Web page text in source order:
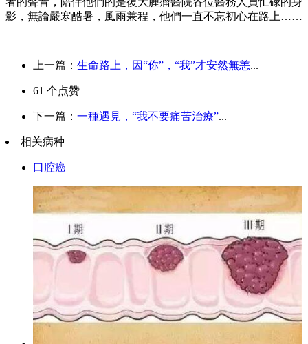
影，無論嚴寒酷暑，風雨兼程，他們一直不忘初心在路上……
上一篇： 生命路上，因“你”，“我”才安然無恙...
61 个点赞
下一篇： 一種遇見，“我不要痛苦治療”...
相关病种
口腔癌